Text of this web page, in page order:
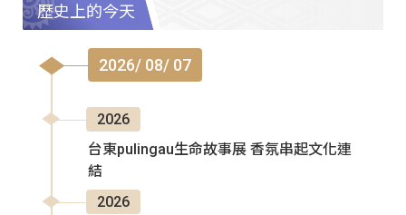
歷史上的今天
2026/ 08/ 07
2026
台東pulingau生命故事展 香氛串起文化連
結
2026